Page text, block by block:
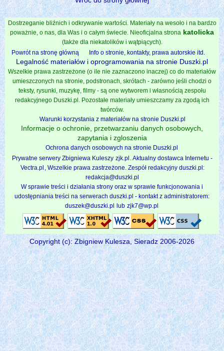
Dostrzeganie bliźnich i odkrywanie wartości. Materiały na wesoło i na bardzo
poważnie, o nas, dla Was i o całym świecie. Nieoficjalna strona katolicka
(także dla niekatolików i wątpiących).
Powrót na stronę główną
Info o stronie, kontakty, prawa autorskie itd.
Legalność materiałów i oprogramowania na stronie Duszki.pl
Wszelkie prawa zastrzeżone (o ile nie zaznaczono inaczej) co do materiałów
umieszczonych na stronie, podstronach, skrótach - zarówno jeśli chodzi o
teksty, rysunki, muzykę, filmy - są one wytworem i własnością zespołu
redakcyjnego Duszki.pl. Pozostałe materiały umieszczamy za zgodą ich
twórców.
Warunki korzystania z materiałów na stronie Duszki.pl
Informacje o ochronie, przetwarzaniu danych osobowych,
zapytania i zgloszenia
Ochrona danych osobowych na stronie Duszki.pl
Prywatne serwery Zbigniewa Kuleszy zjk.pl . Aktualny dostawca Internetu -
Vectra.pl , Wszelkie prawa zastrzeżone. Zespół redakcyjny duszki.pl:
redakcja@duszki.pl
W sprawie treści i działania strony oraz w sprawie funkcjonowania i
udostępniania treści na serwerach duszki.pl - kontakt z administratorem:
duszek@duszki.pl lub zjk7@wp.pl
Copyright (c): Zbigniew Kulesza, Sieradz 2006-2026